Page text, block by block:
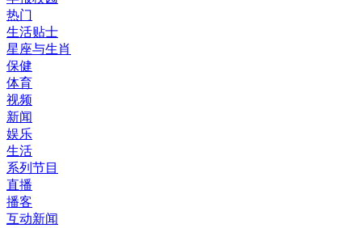
热门
生活贴士
星座与生肖
保健
体育
视频
新闻
娱乐
生活
系列节目
直播
播客
互动新闻